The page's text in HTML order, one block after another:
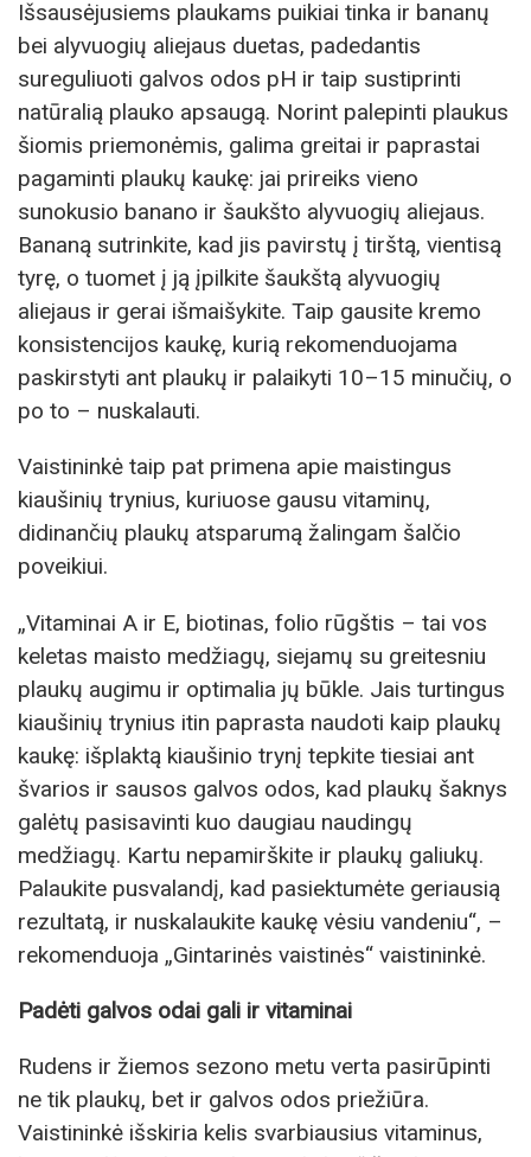
Išsausėjusiems plaukams puikiai tinka ir bananų
bei alyvuogių aliejaus duetas, padedantis
sureguliuoti galvos odos pH ir taip sustiprinti
natūralią plauko apsaugą. Norint palepinti plaukus
šiomis priemonėmis, galima greitai ir paprastai
pagaminti plaukų kaukę: jai prireiks vieno
sunokusio banano ir šaukšto alyvuogių aliejaus.
Bananą sutrinkite, kad jis pavirstų į tirštą, vientisą
tyrę, o tuomet į ją įpilkite šaukštą alyvuogių
aliejaus ir gerai išmaišykite. Taip gausite kremo
konsistencijos kaukę, kurią rekomenduojama
paskirstyti ant plaukų ir palaikyti 10–15 minučių, o
po to – nuskalauti.
Vaistininkė taip pat primena apie maistingus
kiaušinių trynius, kuriuose gausu vitaminų,
didinančių plaukų atsparumą žalingam šalčio
poveikiui.
„Vitaminai A ir E, biotinas, folio rūgštis – tai vos
keletas maisto medžiagų, siejamų su greitesniu
plaukų augimu ir optimalia jų būkle. Jais turtingus
kiaušinių trynius itin paprasta naudoti kaip plaukų
kaukę: išplaktą kiaušinio trynį tepkite tiesiai ant
švarios ir sausos galvos odos, kad plaukų šaknys
galėtų pasisavinti kuo daugiau naudingų
medžiagų. Kartu nepamirškite ir plaukų galiukų.
Palaukite pusvalandį, kad pasiektumėte geriausią
rezultatą, ir nuskalaukite kaukę vėsiu vandeniu“, –
rekomenduoja „Gintarinės vaistinės“ vaistininkė.
Padėti galvos odai gali ir vitaminai
Rudens ir žiemos sezono metu verta pasirūpinti
ne tik plaukų, bet ir galvos odos priežiūra.
Vaistininkė išskiria kelis svarbiausius vitaminus,